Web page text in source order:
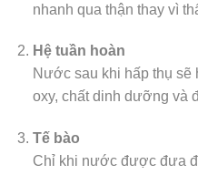
nhanh qua thận thay vì
Hệ tuần hoàn
Nước sau khi hấp thụ sẽ
oxy, chất dinh dưỡng và
Tế bào
Chỉ khi nước được đưa